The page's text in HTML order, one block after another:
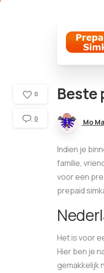
Beste
Mo
Indien je
familie,
voor een
prepaid
Het is voor
Hier ben je
gemakkelijk
0
0